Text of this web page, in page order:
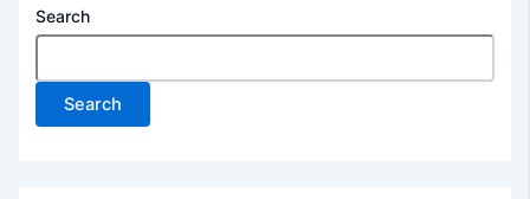
Search
Search